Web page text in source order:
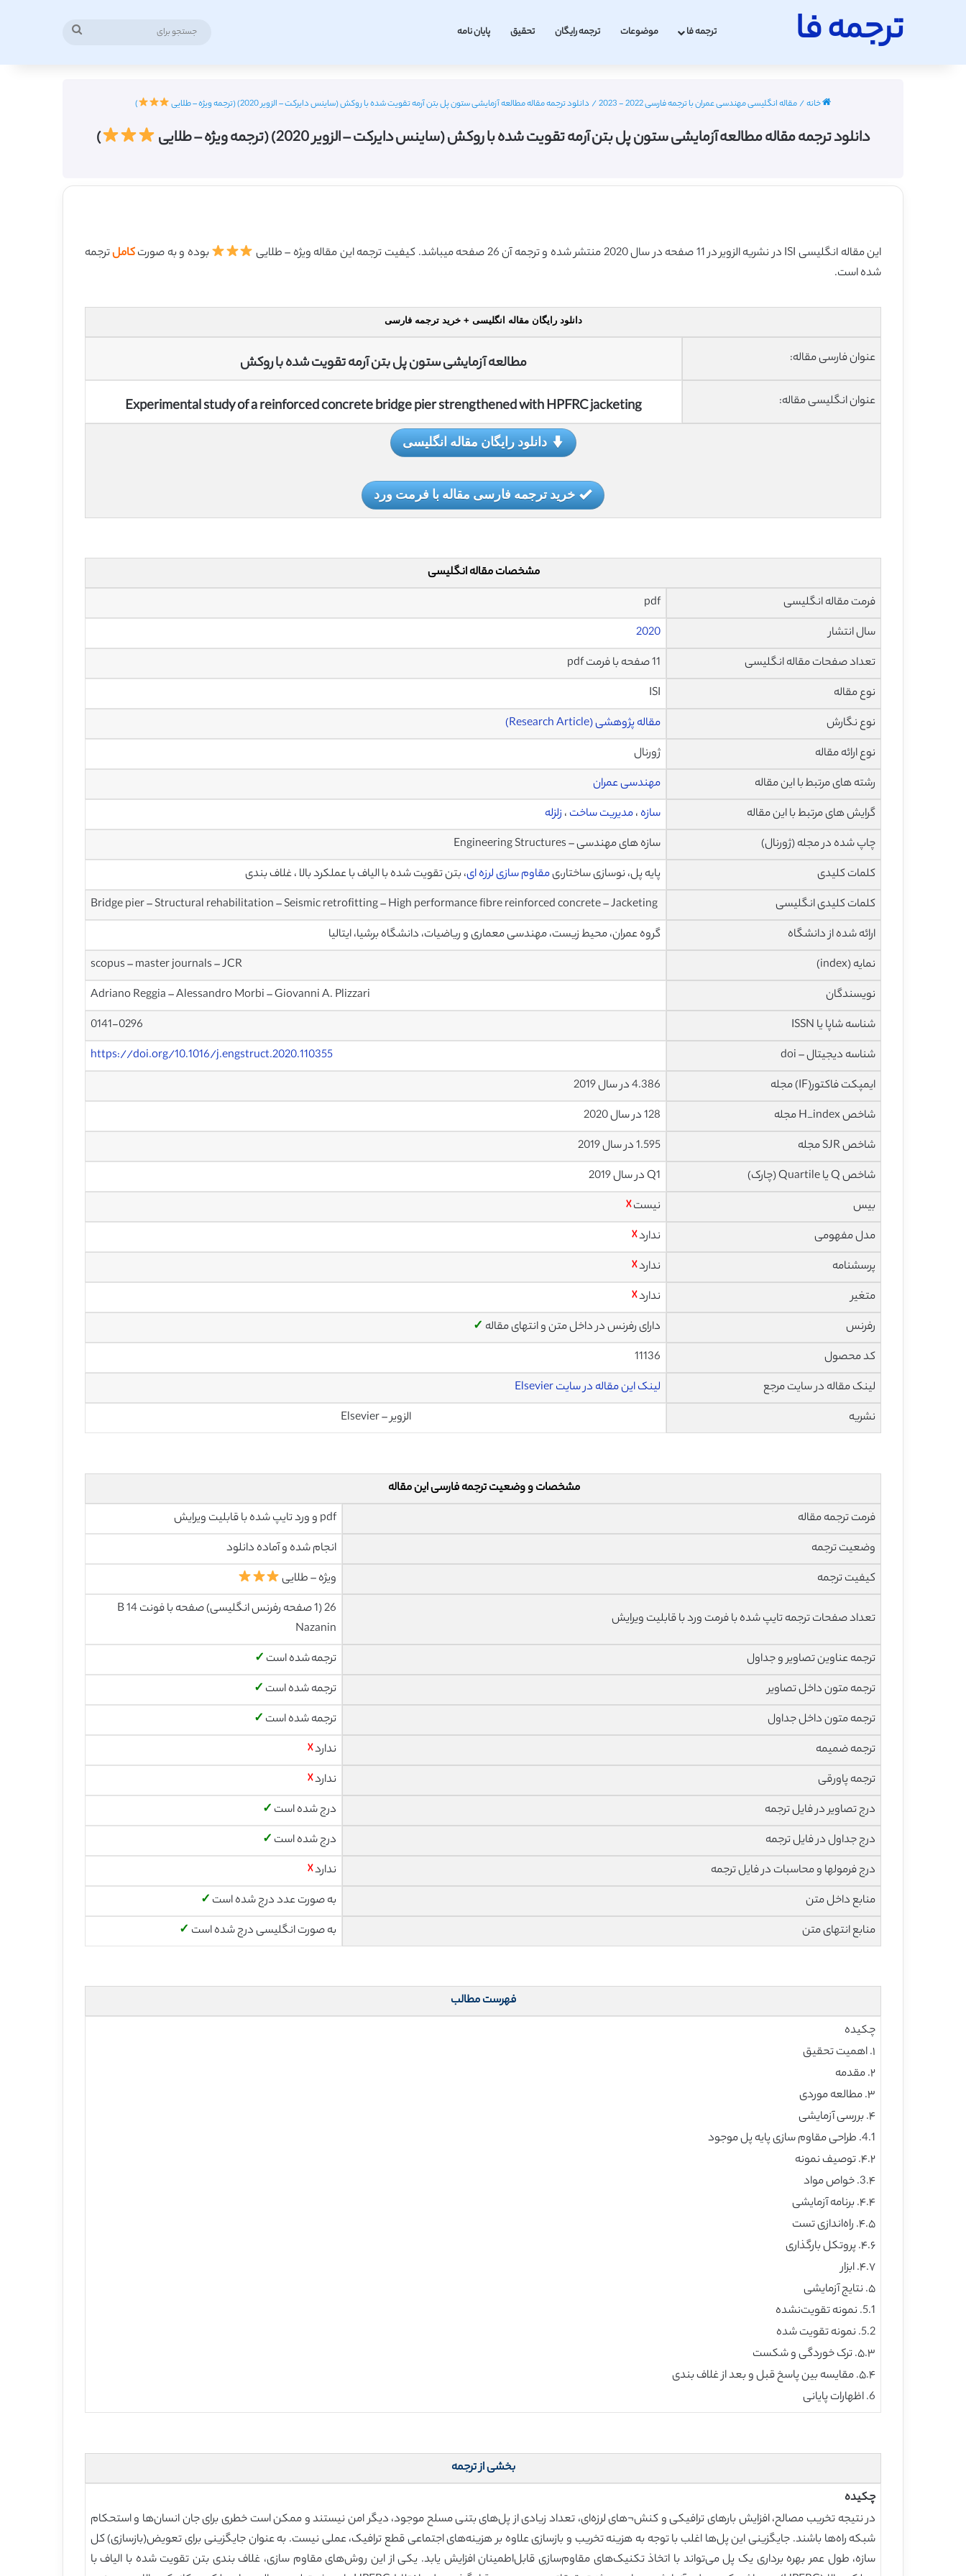
ترجمه فا ترجمه فا موضوعات ترجمه رایگان تحقیق پایان نامه
خانه/مقاله انگلیسی مهندسی عمران با ترجمه فارسی 2022 - 2023 / دانلود ترجمه مقاله مطالعه آزمایشی ستون پل بتن آرمه تقویت شده با روکش (ساینس دایرکت – الزویر 2020) (ترجمه ویژه – طلایی )
دانلود ترجمه مقاله مطالعه آزمایشی ستون پل بتن آرمه تقویت شده با روکش (ساینس دایرکت – الزویر 2020) (ترجمه ویژه – طلایی )
این مقاله انگلیسی ISI در نشریه الزویر در 11 صفحه در سال 2020 منتشر شده و ترجمه آن 26 صفحه میباشد. کیفیت ترجمه این مقاله ویژه – طلایی بوده و به صورتکاملترجمه
شده است.
دانلود رایگان مقاله انگلیسی + خرید ترجمه فارسی
عنوان فارسی مقاله: مطالعه آزمایشی ستون پل بتن آرمه تقویت شده با روکش
عنوان انگلیسی مقاله: Experimental study of a reinforced concrete bridge pier strengthened with HPFRC jacketing
دانلود رایگان مقاله انگلیسی
خرید ترجمه فارسی مقاله با فرمت ورد
مشخصات مقاله انگلیسی
فرمت مقاله انگلیسی
pdf
سال انتشار
2020
تعداد صفحات مقاله انگلیسی
11 صفحه با فرمت pdf
نوع مقاله
ISI
نوع نگارش
مقاله پژوهشی (Research Article)
نوع ارائه مقاله
ژورنال
رشته های مرتبط با این مقاله
مهندسی عمران
گرایش های مرتبط با این مقاله
سازه ،مدیریت ساخت ، زلزله
چاپ شده در مجله (ژورنال)
سازه های مهندسی – Engineering Structures
کلمات کلیدی
پایه پل، نوسازی ساختار،یمقاوم سازی لرزه ای، بتن تقویت شده با الیاف با عملکرد بالا ، غلاف بندی
کلمات کلیدی انگلیسی
Bridge pier – Structural rehabilitation – Seismic retrofitting – High performance fibre reinforced concrete – Jacketing
ارائه شده از دانشگاه
گروه عمران، محیط زیست، مهندسی معماری و ریاضیات، دانشگاه برشیا، ایتالیا
نمایه (index)
scopus – master journals – JCR
نویسندگان
Adriano Reggia – Alessandro Morbi – Giovanni A. Plizzari
شناسه شاپا یا ISSN
0141-0296
شناسه دیجیتال – doi
https://doi.org/10.1016/j.engstruct.2020.110355
ایمپکت فاکتور(IF) مجله
4.386 در سال 2019
شاخص H_index مجله
128 در سال 2020
شاخص SJR مجله
1.595 در سال 2019
شاخص Q یا Quartile (چارک)
Q1 در سال 2019
بیس
نیست☓
مدل مفهومی
ندارد☓
پرسشنامه
ندارد☓
متغیر
ندارد☓
رفرنس
دارای رفرنس در داخل متن و انتهای مقاله ✓
کد محصول
11136
لینک مقاله در سایت مرجع
لینک این مقاله در سایت Elsevier
نشریه
الزویر – Elsevier
مشخصات و وضعیت ترجمه فارسی این مقاله
فرمت ترجمه مقاله
pdf و ورد تایپ شده با قابلیت ویرایش
وضعیت ترجمه
انجام شده و آماده دانلود
کیفیت ترجمه
ویژه – طلایی
تعداد صفحات ترجمه تایپ شده با فرمت ورد با قابلیت ویرایش
26 (1 صفحه رفرنس انگلیسی) صفحه با فونت 14 B
Nazanin
ترجمه عناوین تصاویر و جداول
ترجمه شده است ✓
ترجمه متون داخل تصاویر
ترجمه شده است ✓
ترجمه متون داخل جداول
ترجمه شده است ✓
ترجمه ضمیمه
ندارد☓
ترجمه پاورقی
ندارد☓
درج تصاویر در فایل ترجمه
درج شده است ✓
درج جداول در فایل ترجمه
درج شده است ✓
درج فرمولها و محاسبات در فایل ترجمه
ندارد☓
منابع داخل متن
به صورت عدد درج شده است ✓
منابع انتهای متن
به صورت انگلیسی درج شده است ✓
فهرست مطالب
چکیده
۱. اهمیت تحقیق
۲. مقدمه
۳. مطالعه موردی
۴. بررسی آزمایشی
4.1. طراحی مقاوم سازی پایه پل موجود
۴.۲. توصیف نمونه
3.۴. خواص مواد
۴.۴. برنامه آزمایشی
۴.۵. راه‌اندازی تست
۴.۶. پروتکل بارگذاری
۴.۷. ابزار
۵. نتایج آزمایشی
5.1. نمونه تقویت‌نشده
5.2. نمونه تقویت شده
۵.۳. ترک خوردگی و شکست
۵.۴. مقایسه بین پاسخ قبل و بعد از غلاف بندی
6. اظهارات پایانی
بخشی از ترجمه
چکیده
در نتیجه تخریب مصالح، افزایش بارهای ترافیکی و کنش¬های لرزه‌ای، تعداد زیادی از پل‌های بتنی مسلح موجود، دیگر امن نیستند و ممکن است خطری برای جان انسان‌ها و استحکام
شبکه راه‌ها باشند. جایگزینی این پل‌ها اغلب با توجه به هزینه تخریب و بازسازی علاوه بر هزینه‌های اجتماعی قطع ترافیک، عملی نیست. به عنوان جایگزینی برای تعویض(بازسازی) کل
سازه، طول عمر بهره برداری یک پل می‌تواند با اتخاذ تکنیک‌های مقاوم‌سازی قابل‌اطمینان افزایش یابد. یکی از این روش‌های مقاوم سازی، غلاف بندی بتن تقویت شده با الیاف با